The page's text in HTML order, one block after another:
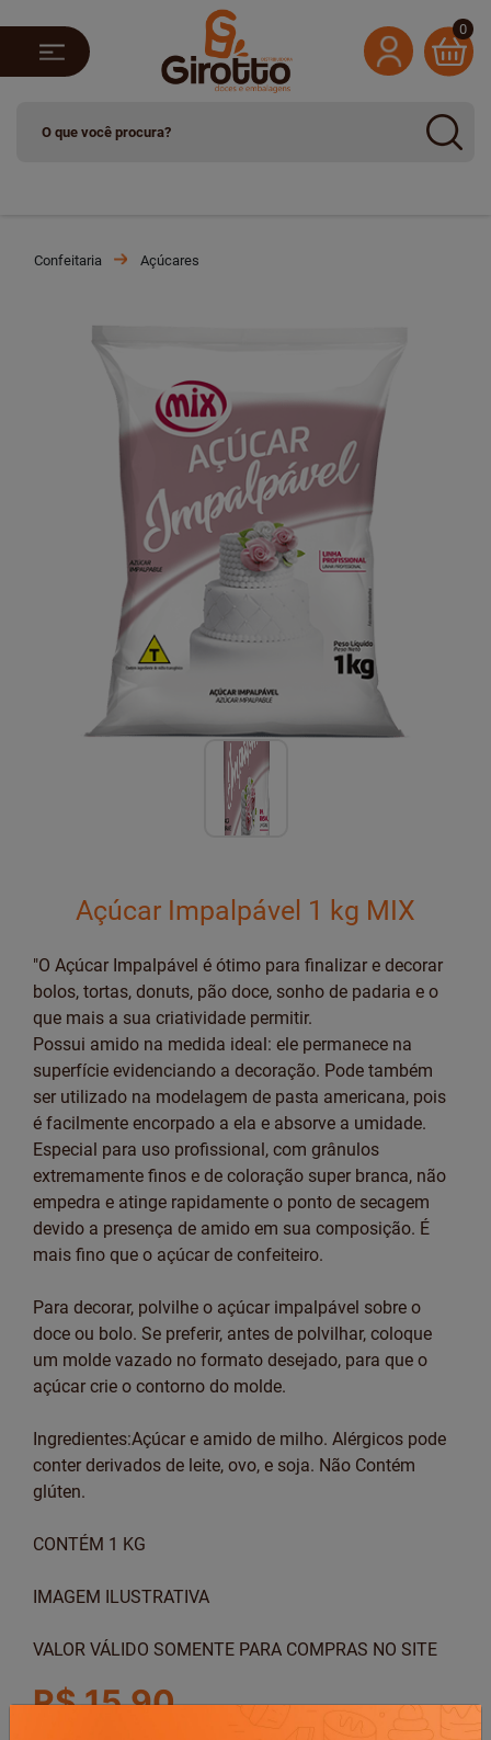
0
Confeitaria Açúcares
Açúcar Impalpável 1 kg MIX
"O Açúcar Impalpável é ótimo para finalizar e decorar
bolos, tortas, donuts, pão doce, sonho de padaria e o
que mais a sua criatividade permitir.
Possui amido na medida ideal: ele permanece na
superfície evidenciando a decoração. Pode também
ser utilizado na modelagem de pasta americana, pois
é facilmente encorpado a ela e absorve a umidade.
Especial para uso profissional, com grânulos
extremamente finos e de coloração super branca, não
empedra e atinge rapidamente o ponto de secagem
devido a presença de amido em sua composição. É
mais fino que o açúcar de confeiteiro.
Para decorar, polvilhe o açúcar impalpável sobre o
doce ou bolo. Se preferir, antes de polvilhar, coloque
um molde vazado no formato desejado, para que o
açúcar crie o contorno do molde.
Ingredientes:Açúcar e amido de milho. Alérgicos pode
conter derivados de leite, ovo, e soja. Não Contém
glúten.
CONTÉM 1 KG
IMAGEM ILUSTRATIVA
VALOR VÁLIDO SOMENTE PARA COMPRAS NO SITE
R$ 15,90